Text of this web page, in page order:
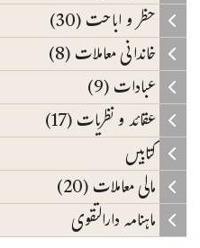
حظر و اباحت (30)
خاندانی معاملات (8)
عبادات (9)
عقائد و نظریات (17)
کتابیں
مالی معاملات (20)
ماہنامہ دارالتقوی